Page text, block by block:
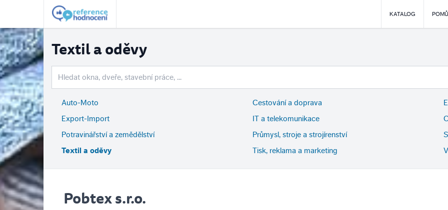
KATALOG
Textil a oděvy
Auto-Moto Cestování a doprava
Export-Import
IT a telekomunikace
Potravinářství a zemědělství
Průmysl, stroje a strojírenství
Textil a oděvy
Tisk, reklama a marketing
Pobtex s.r.o.